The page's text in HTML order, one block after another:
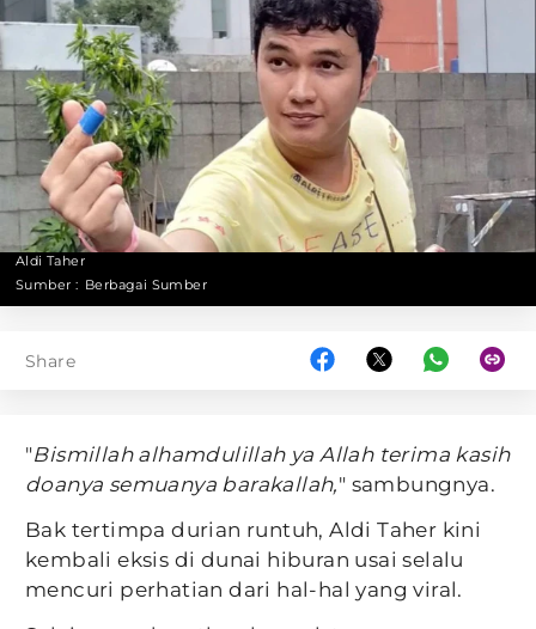
Aldi Taher
Sumber : Berbagai Sumber
Share
"Bismillah alhamdulillah ya Allah terima kasih
doanya semuanya barakallah," sambungnya.
Bak tertimpa durian runtuh, Aldi Taher kini
kembali eksis di dunai hiburan usai selalu
mencuri perhatian dari hal-hal yang viral.